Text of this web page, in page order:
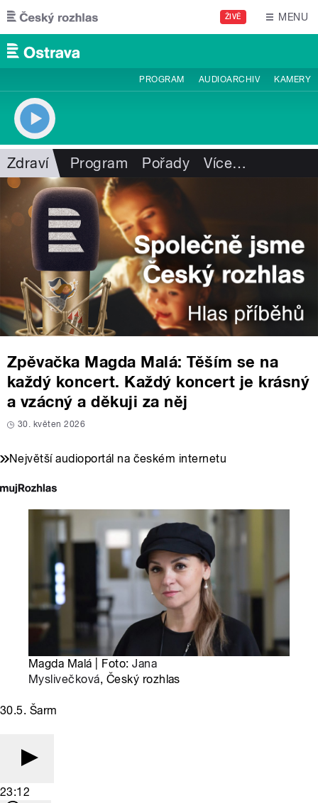
Přejít k hlavnímu obsahu
ŽIVĚ MENU
PROGRAM AUDIOARCHIV KAMERY
Zdraví Program Pořady Více…
Zpěvačka Magda Malá: Těším se na
každý koncert. Každý koncert je krásný
a vzácný a děkuji za něj
30. květen 2026
Největší audioportál na českém internetu
Magda Malá | Foto:Jana
Myslivečková, Český rozhlas
30.5. Šarm
23:12